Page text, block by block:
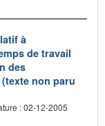
à
de travail
des
non paru
: 02-12-2005